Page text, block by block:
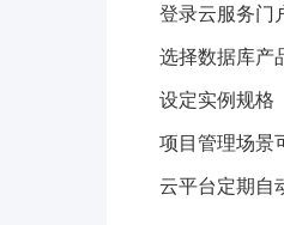
登录云服务
选择数据库产
设定实例规格
项目管理场景
云平台定期自